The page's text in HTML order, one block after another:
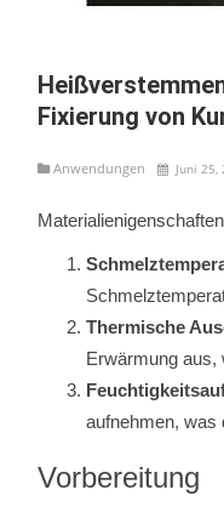
Fixierung von
Anwendungen Juni 25,
Thermische
Erwärmung aus,
aufnehmen, was
Vorbereitung